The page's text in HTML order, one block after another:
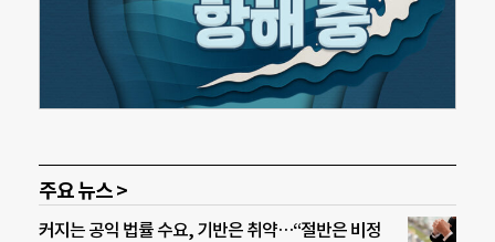
주요 뉴스 >
커지는 공익 법률 수요, 기반은 취약…“절반은 비정